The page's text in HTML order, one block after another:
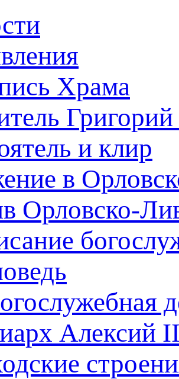
Храма
и клир
в
Орловско-
Алексий